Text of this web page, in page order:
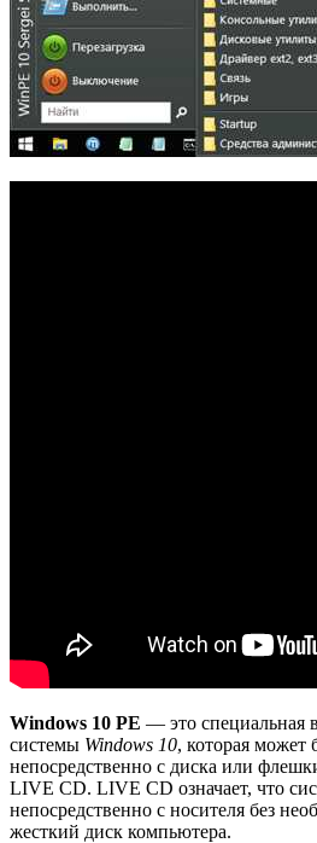
Windows 10 PE — это специальная
системы Windows 10, которая может
непосредственно с диска или
LIVE CD. LIVE CD означает, что
непосредственно с носителя без
жесткий диск компьютера.